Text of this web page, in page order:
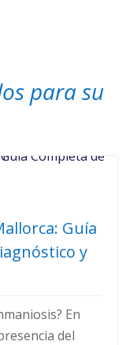
para su
Guía
y
En
del